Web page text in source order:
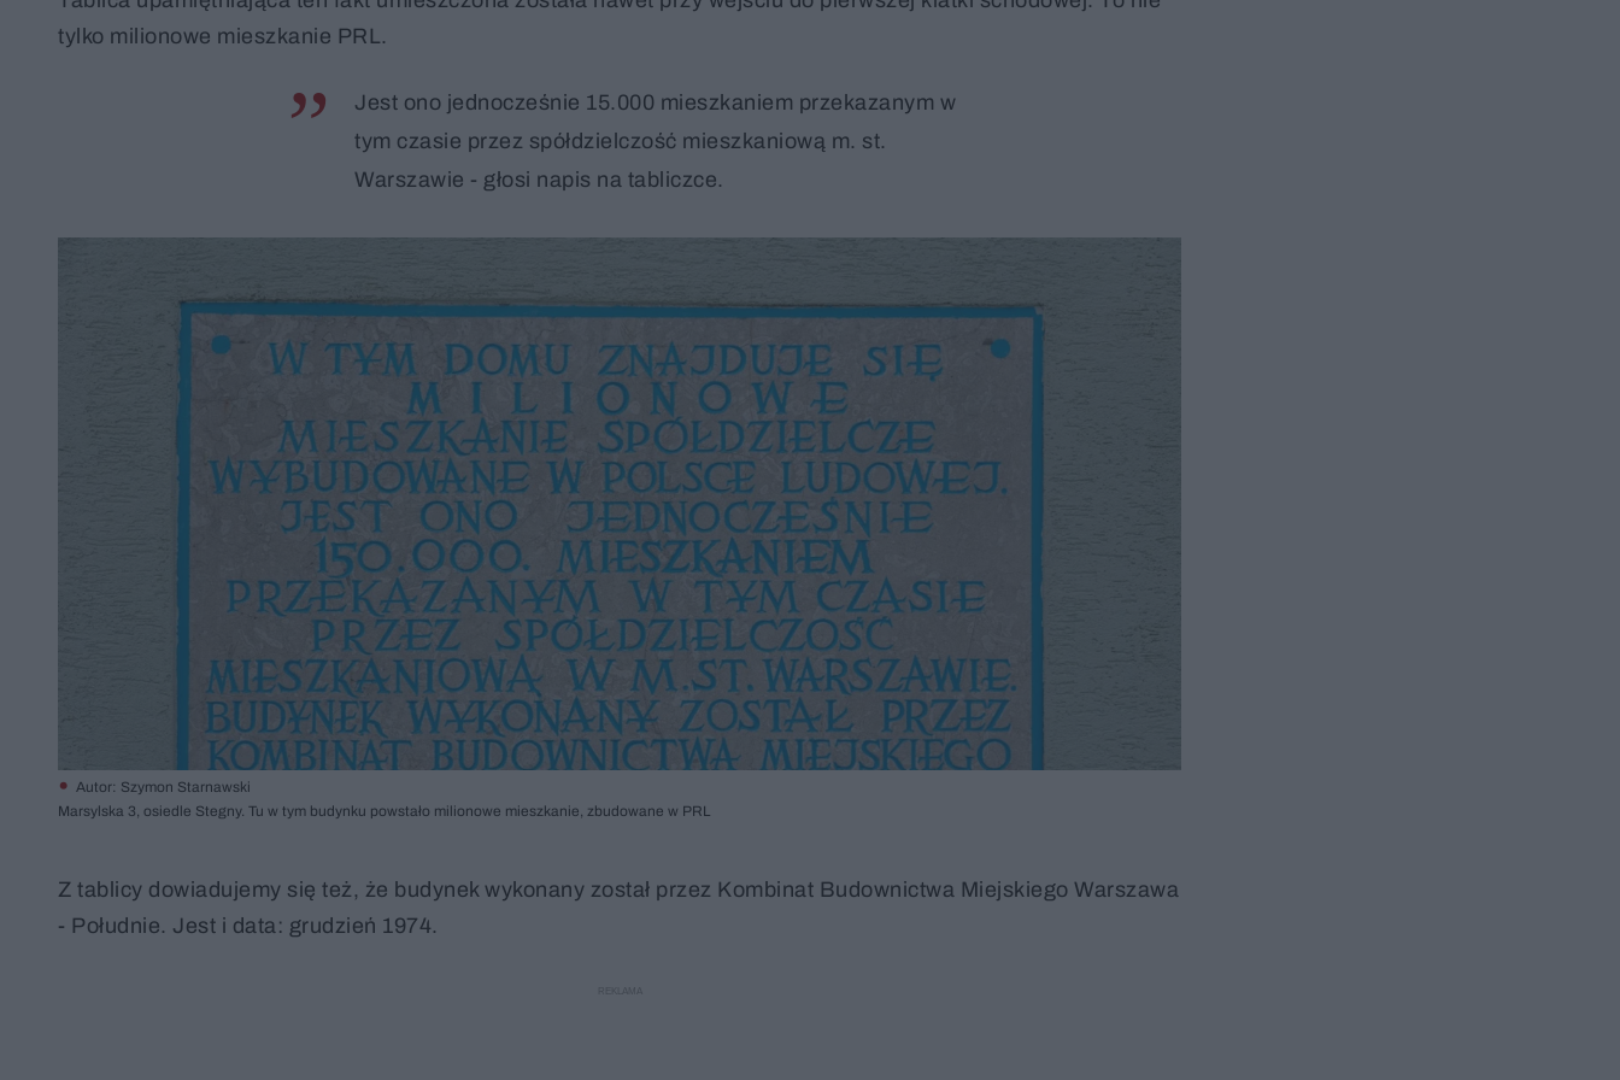
tylko milionowe mieszkanie PRL.
Jest ono jednocześnie 15.000 mieszkaniem przekazanym w
tym czasie przez spółdzielczość mieszkaniową m. st.
Warszawie - głosi napis na tabliczce.
Autor: Szymon Starnawski
Marsylska 3, osiedle Stegny. Tu w tym budynku powstało milionowe mieszkanie, zbudowane w PRL
Z tablicy dowiadujemy się też, że budynek wykonany został przez Kombinat Budownictwa Miejskiego Warszawa
- Południe. Jest i data: grudzień 1974.